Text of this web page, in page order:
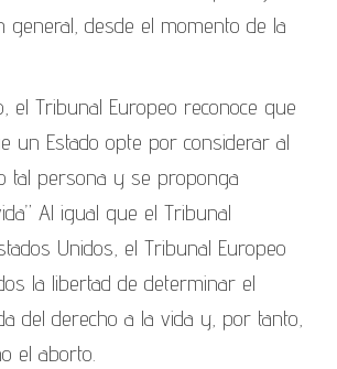
desde el momento de la
el Tribunal Europeo reconoce que
un Estado opte por considerar al
tal persona y se proponga
Al igual que el Tribunal
Unidos, el Tribunal Europeo
la libertad de determinar el
del derecho a la vida y, por tanto,
el aborto.